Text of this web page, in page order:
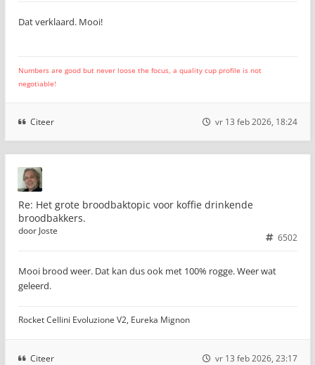
Dat verklaard. Mooi!
Numbers are good but never loose the focus, a quality cup profile is not
negotiable!
Citeer vr 13 feb 2026, 18:24
Re: Het grote broodbaktopic voor koffie drinkende
broodbakkers.
6502
door Joste
Mooi brood weer. Dat kan dus ook met 100% rogge. Weer wat
geleerd.
Rocket Cellini Evoluzione V2, Eureka Mignon
Citeer vr 13 feb 2026, 23:17